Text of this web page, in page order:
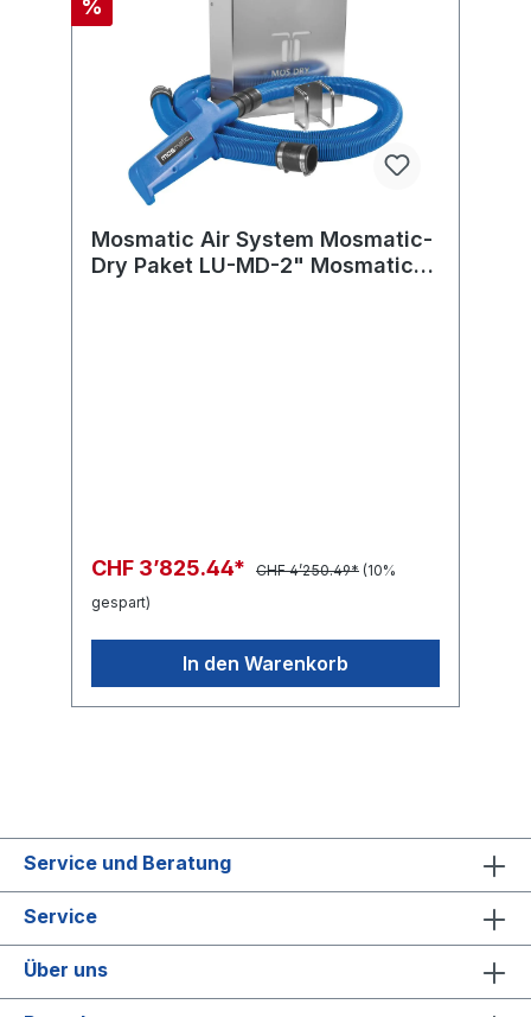
%
Mosmatic Air System Mosmatic-
Dry Paket LU-MD-2" Mosmatic-
CHF 3’825.44* CHF 4’250.49* (10%
gespart)
In den Warenkorb
Service und Beratung
Service
Über uns